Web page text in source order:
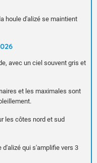
houle d'alizé se maintient
avec un ciel souvent gris et
et les maximales sont
les côtes nord et sud
d'alizé qui s'amplifie vers 3